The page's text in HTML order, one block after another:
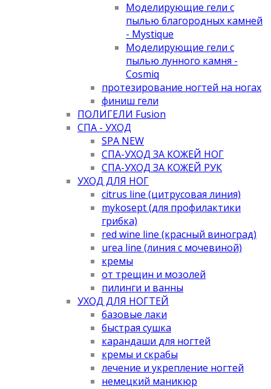
Моделирующие гели с
пылью благородных камней
- Mystique
Моделирующие гели с
пылью лунного камня -
Cosmiq
протезирование ногтей на ногах
финиш гели
ПОЛИГЕЛИ Fusion
СПА - УХОД
SPA NEW
СПА-УХОД ЗА КОЖЕЙ НОГ
СПА-УХОД ЗА КОЖЕЙ РУК
УХОД ДЛЯ НОГ
citrus line (цитрусовая линия)
mykosept (для профилактики
грибка)
red wine line (красный виноград)
urea line (линия с мочевиной)
кремы
от трещин и мозолей
пилинги и ванны
УХОД ДЛЯ НОГТЕЙ
базовые лаки
быстрая сушка
карандаши для ногтей
кремы и скрабы
лечение и укрепление ногтей
немецкий маникюр